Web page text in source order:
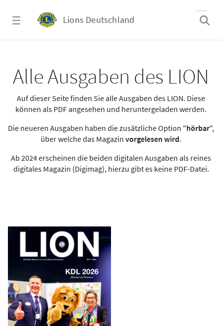
Lions Deutschland
Alle Ausgaben des LION
Auf dieser Seite finden Sie alle Ausgaben des LION. Diese
können als PDF angesehen und heruntergeladen werden.
Die neueren Ausgaben haben die zusätzliche Option "hörbar",
über welche das Magazin vorgelesen wird.
Ab 2024 erscheinen die beiden digitalen Ausgaben als reines
digitales Magazin (Digimag), hierzu gibt es keine PDF-Datei.